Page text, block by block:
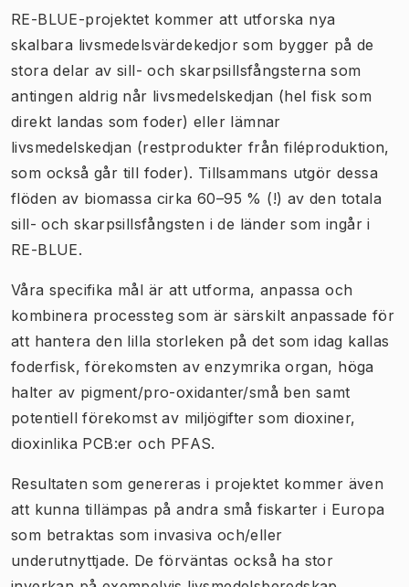
RE-BLUE-projektet kommer att utforska nya
skalbara livsmedelsvärdekedjor som bygger på de
stora delar av sill- och skarpsillsfångsterna som
antingen aldrig når livsmedelskedjan (hel fisk som
direkt landas som foder) eller lämnar
livsmedelskedjan (restprodukter från filéproduktion,
som också går till foder). Tillsammans utgör dessa
flöden av biomassa cirka 60–95 % (!) av den totala
sill- och skarpsillsfångsten i de länder som ingår i
RE-BLUE.
Våra specifika mål är att utforma, anpassa och
kombinera processteg som är särskilt anpassade för
att hantera den lilla storleken på det som idag kallas
foderfisk, förekomsten av enzymrika organ, höga
halter av pigment/pro-oxidanter/små ben samt
potentiell förekomst av miljögifter som dioxiner,
dioxinlika PCB:er och PFAS.
Resultaten som genereras i projektet kommer även
att kunna tillämpas på andra små fiskarter i Europa
som betraktas som invasiva och/eller
underutnyttjade. De förväntas också ha stor